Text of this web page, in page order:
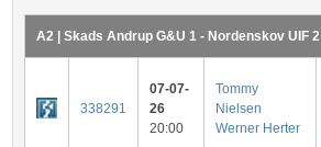
A2 | Skads Andrup G&U 1 - Nordenskov UIF 2
338291
07-07-
26
20:00
Tommy
Nielsen
Werner Herter